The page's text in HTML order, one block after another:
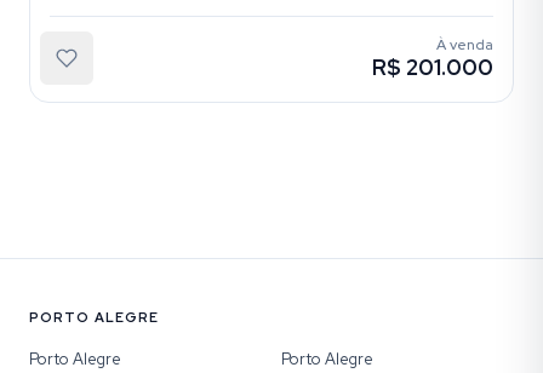
À venda
R$ 201.000
PORTO ALEGRE
Porto Alegre
Porto Alegre